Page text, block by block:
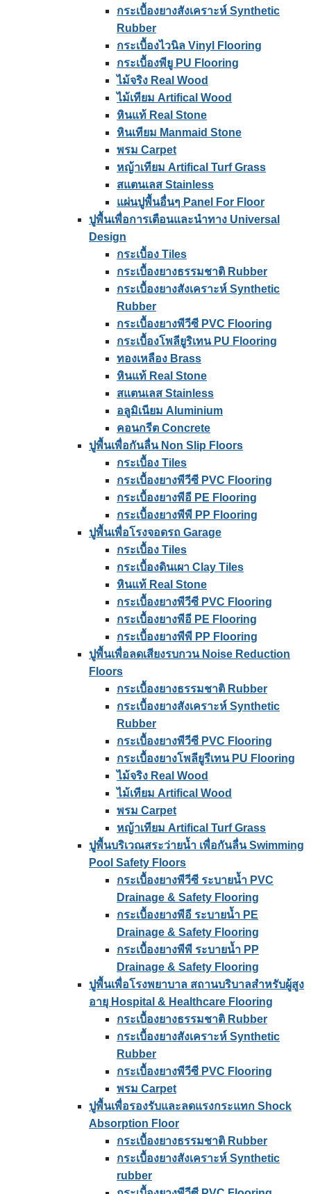
กระเบื้องยางสังเคราะห์ Synthetic
Rubber
กระเบื้องไวนิล Vinyl Flooring
กระเบื้องพียู PU Flooring
ไม้จริง Real Wood
ไม้เทียม Artifical Wood
หินแท้ Real Stone
หินเทียม Manmaid Stone
พรม Carpet
หญ้าเทียม Artifical Turf Grass
สแตนเลส Stainless
แผ่นปูพื้นอื่นๆ Panel For Floor
ปูพื้นเพื่อการเตือนและนําทาง Universal
Design
กระเบื้อง Tiles
กระเบื้องยางธรรมชาติ Rubber
กระเบื้องยางสังเคราะห์ Synthetic
Rubber
กระเบื้องยางพีวีซี PVC Flooring
กระเบื้องโพลียูริเทน PU Flooring
ทองเหลือง Brass
หินแท้ Real Stone
สแตนเลส Stainless
อลูมิเนียม Aluminium
คอนกรีต Concrete
ปูพื้นเพื่อกันลื่น Non Slip Floors
กระเบื้อง Tiles
กระเบื้องยางพีวีซี PVC Flooring
กระเบื้องยางพีอี PE Flooring
กระเบื้องยางพีพี PP Flooring
ปูพื้นเพื่อโรงจอดรถ Garage
กระเบื้อง Tiles
กระเบื้องดินเผา Clay Tiles
หินแท้ Real Stone
กระเบื้องยางพีวีซี PVC Flooring
กระเบื้องยางพีอี PE Flooring
กระเบื้องยางพีพี PP Flooring
ปูพื้นเพื่อลดเสียงรบกวน Noise Reduction
Floors
กระเบื้องยางธรรมชาติ Rubber
กระเบื้องยางสังเคราะห์ Synthetic
Rubber
กระเบื้องยางพีวีซี PVC Flooring
กระเบื้องยางโพลียูรีเทน PU Flooring
ไม้จริง Real Wood
ไม้เทียม Artifical Wood
พรม Carpet
หญ้าเทียม Artifical Turf Grass
ปูพื้นบริเวณสระว่ายน้ำ เพื่อกันลื่น Swimming
Pool Safety Floors
กระเบื้องยางพีวีซี ระบายน้ำ PVC
Drainage & Safety Flooring
กระเบื้องยางพีอี ระบายน้ำ PE
Drainage & Safety Flooring
กระเบื้องยางพีพี ระบายน้ำ PP
Drainage & Safety Flooring
ปูพื้นเพื่อโรงพยาบาล สถานบริบาลสำหรับผู้สูง
อายุ Hospital & Healthcare Flooring
กระเบื้องยางธรรมชาติ Rubber
กระเบื้องยางสังเคราะห์ Synthetic
Rubber
กระเบื้องยางพีวีซี PVC Flooring
พรม Carpet
ปูพื้นเพื่อรองรับและลดแรงกระแทก Shock
Absorption Floor
กระเบื้องยางธรรมชาติ Rubber
กระเบื้องยางสังเคราะห์ Synthetic
rubber